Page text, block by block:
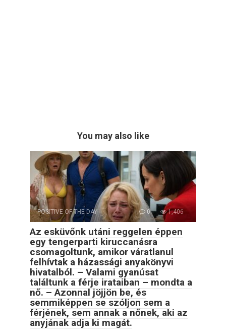
You may also like
POSITIVE OF THE DAY 0 1,406
Az esküvőnk utáni reggelen éppen
egy tengerparti kiruccanásra
csomagoltunk, amikor váratlanul
felhívtak a házassági anyakönyvi
hivatalból. – Valami gyanúsat
találtunk a férje irataiban – mondta a
nő. – Azonnal jöjjön be, és
semmiképpen se szóljon sem a
férjének, sem annak a nőnek, aki az
anyjának adja ki magát.